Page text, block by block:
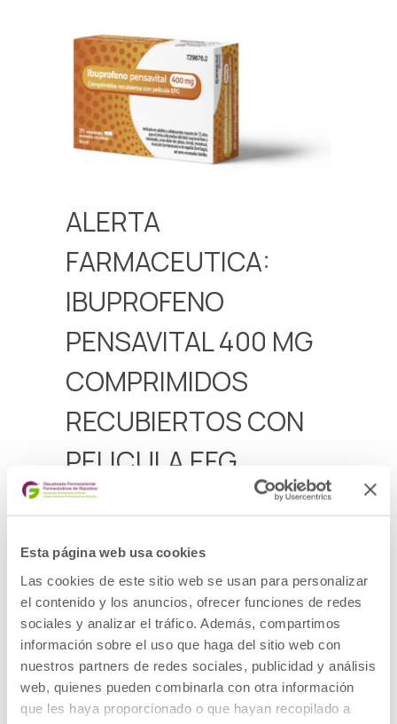
Esta página web usa cookies
Las cookies de este sitio web se usan para personalizar
el contenido y los anuncios, ofrecer funciones de redes
sociales y analizar el tráfico. Además, compartimos
información sobre el uso que haga del sitio web con
nuestros partners de redes sociales, publicidad y análisis
web, quienes pueden combinarla con otra información
que les haya proporcionado o que hayan recopilado a
ALERTA
FARMACEUTICA:
IBUPROFENO
PENSAVITAL 400 MG
COMPRIMIDOS
RECUBIERTOS CON
PELICULA EFG
DOE: IBUPROFENO
400 MG COMPRIMIDOS RECUBIERTOS CON
CODIGO NACIONAL: 729876
LOTE: 464X
FECHA DE CADUCIDAD:31/07/2026
DESCRIPCIÓN DEL DEFECTO: Resultado fuera
de especificaciones en el test de disolución.
MEDIDAS CAUTELARES ADOPTADAS:
Retirada del mercado de todas las unidades
distribuidas del lote afectado y devolución al
laboratorio por los cauces habituales.